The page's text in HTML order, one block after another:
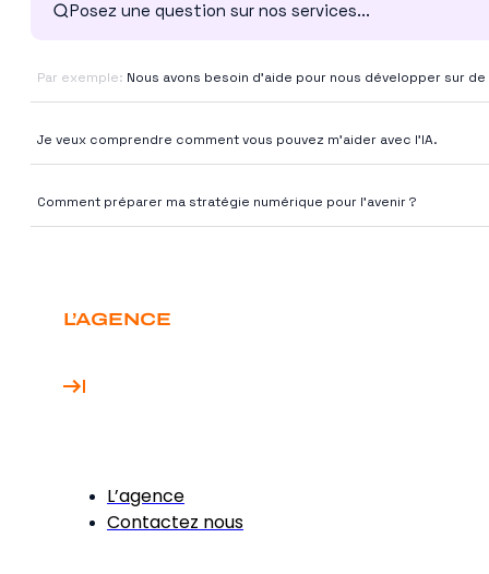
L’AGENCE
L’agence
Contactez nous
Par exemple: Nous avons besoin d'aide pour nous développer sur
Je veux comprendre comment vous pouvez m'aider avec l'IA.
Comment préparer ma stratégie numérique pour l'avenir ?